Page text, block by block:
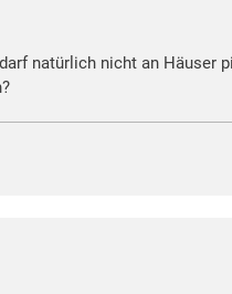
natürlich nicht an Häuser